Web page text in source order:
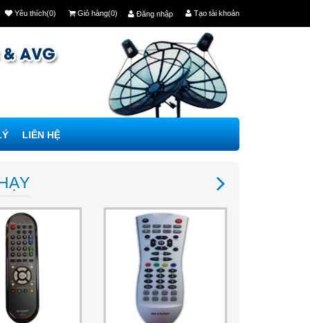
Đăng nhập Tạo tài khoản
Yêu thích(0) Giỏ hàng(0)
LIÊN HỆ